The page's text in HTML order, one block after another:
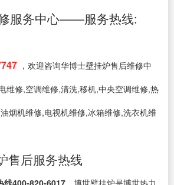
服务中心——服务热线:
，欢迎咨询华博士壁挂炉售后维修中
维修,空调维修,清洗,移机,中央空调维修,热
烟机维修,电视机维修,冰箱维修,洗衣机维
售后服务热线
400-820-6017。 博世壁挂炉是博世热力